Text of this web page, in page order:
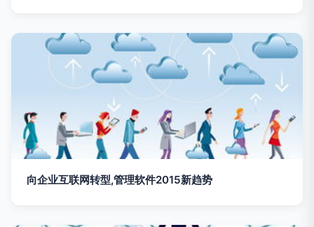
向企业互联网转型,管理软件2015新趋势